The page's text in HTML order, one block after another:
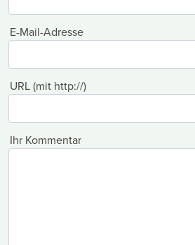
E-Mail-Adresse
URL (mit http://)
Ihr Kommentar